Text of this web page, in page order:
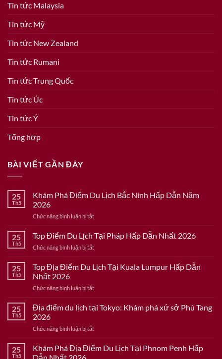
Tin tức Malaysia
Tin tức Mỹ
Tin tức New Zealand
Tin tức Rumani
Tin tức Trung Quốc
Tin tức Úc
Tin tức Ý
Tổng hợp
BÀI VIẾT GẦN ĐÂY
25
Th5
Khám Phá Điểm Du Lịch Bắc Ninh Hấp Dẫn Năm
2026
Chức năng bình luận bị tắtở
Phá
Điểm
Du
Bắc
Dẫn
2026
25
Th5
Top Điểm Du Lịch Tại Pháp Hấp Dẫn Nhất 2026
Chức năng bình luận bị tắtở
Điểm
Du
Tại
Hấp
2026
25
Th5
Top Địa Điểm Du Lịch Tại Kuala Lumpur Hấp Dẫn
Nhất 2026
Chức năng bình luận bị tắtở
Địa
Điểm
Lịch
Kuala
25
Th5
Địa điểm du lịch tại Tokyo: Khám phá xứ sở Phù Tang
2026
Chức năng bình luận bị tắtở
điểm
du
25
Th5
Khám Phá Địa Điểm Du Lịch Tại Phnom Penh Hấp